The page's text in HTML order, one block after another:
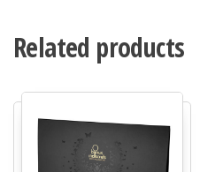
Related products